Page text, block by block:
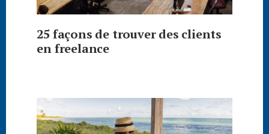
25 façons de trouver des clients
en freelance